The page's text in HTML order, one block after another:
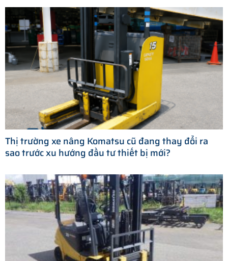
Thị trường xe nâng Komatsu cũ đang thay đổi ra
sao trước xu hướng đầu tư thiết bị mới?